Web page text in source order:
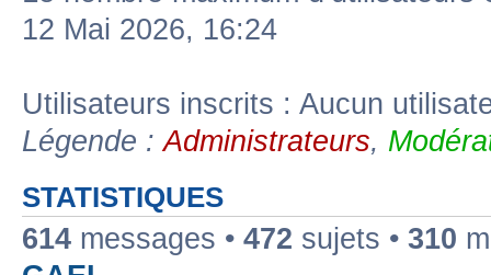
12 Mai 2026, 16:24
Utilisateurs inscrits : Aucun
Légende :Administrateurs,
STATISTIQUES
614 messages • 472 sujets • 310